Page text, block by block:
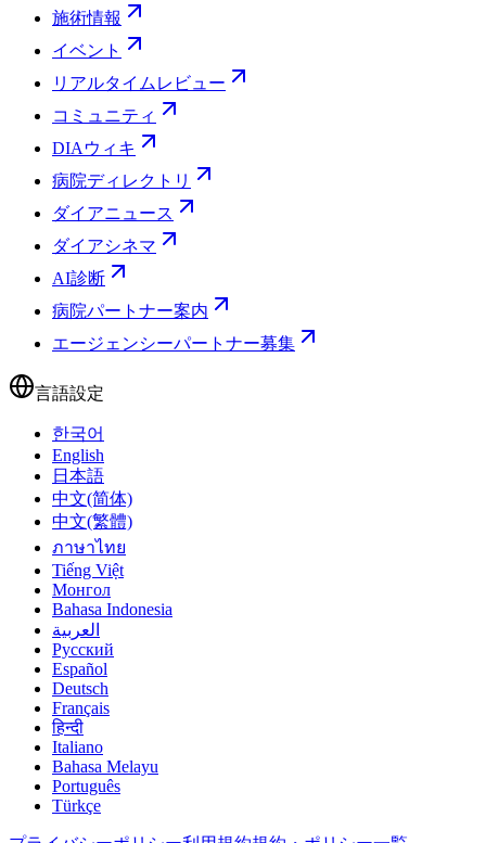
施術情報
イベント
リアルタイムレビュー
コミュニティ
DIAウィキ
病院ディレクトリ
ダイアニュース
ダイアシネマ
AI診断
病院パートナー案内
エージェンシーパートナー募集
言語設定
한국어
English
日本語
中文(简体)
中文(繁體)
ภาษาไทย
Tiếng Việt
Монгол
Bahasa Indonesia
العربية
Русский
Español
Deutsch
Français
हिन्दी
Italiano
Bahasa Melayu
Português
Türkçe